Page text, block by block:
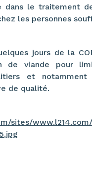
dans le traitement
les personnes
jours de la
de viande pour
et
de qualité.
sites/